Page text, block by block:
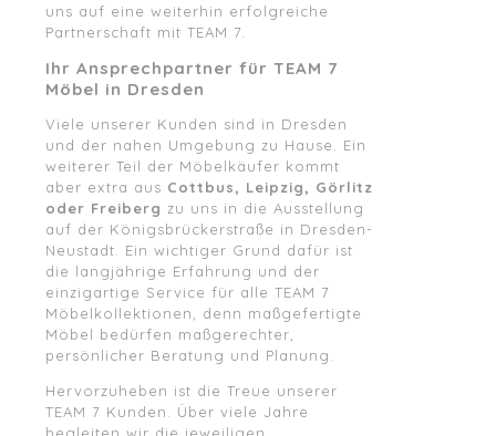
uns auf eine weiterhin erfolgreiche
Partnerschaft mit TEAM 7.
Ihr Ansprechpartner für TEAM 7
Möbel in Dresden
Viele unserer Kunden sind in Dresden
und der nahen Umgebung zu Hause. Ein
weiterer Teil der Möbelkäufer kommt
aber extra aus Cottbus, Leipzig, Görlitz
oder Freiberg zu uns in die Ausstellung
auf der Königsbrückerstraße in Dresden-
Neustadt. Ein wichtiger Grund dafür ist
die langjährige Erfahrung und der
einzigartige Service für alle TEAM 7
Möbelkollektionen, denn maßgefertigte
Möbel bedürfen maßgerechter,
persönlicher Beratung und Planung.
Hervorzuheben ist die Treue unserer
TEAM 7 Kunden. Über viele Jahre